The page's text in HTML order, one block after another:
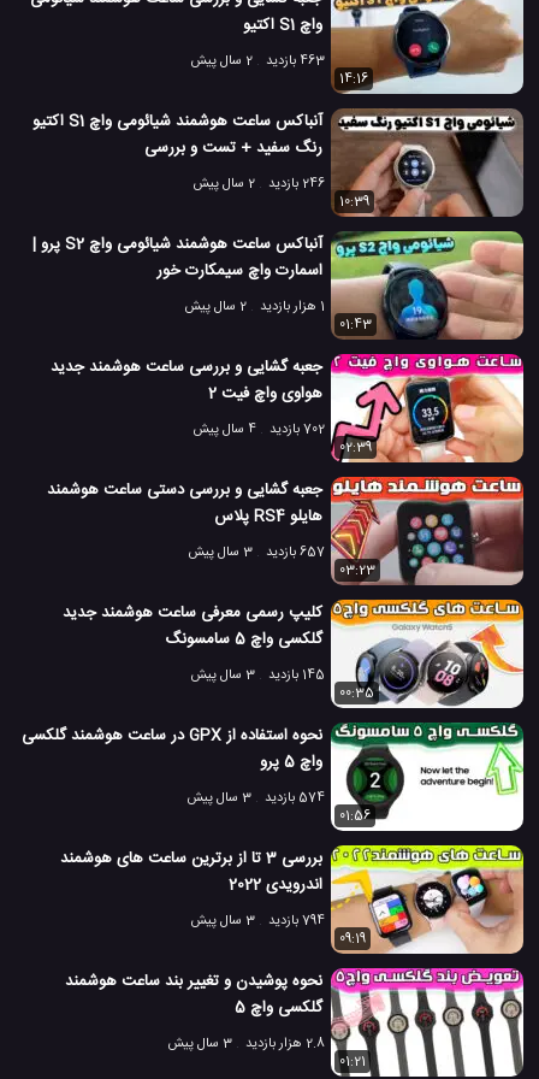
# ساعت هوشمند و پیشرفته # شرکت شیائومی
8 هزار بازدید
7 سال پیش پوشیدنی تکنولوژی
واچ S1 اکتیو
463 بازدید
2 سال پیش
14:16
آنباکس ساعت هوشمند شیائومی واچ S1 اکتیو
رنگ سفید + تست و بررسی
246 بازدید
2 سال پیش
10:39
آنباکس ساعت هوشمند شیائومی واچ S2 پرو |
اسمارت واچ سیمکارت خور
1 هزار بازدید
2 سال پیش
01:43
جعبه گشایی و بررسی ساعت هوشمند جدید
هواوی واچ فیت 2
702 بازدید
4 سال پیش
02:39
جعبه گشایی و بررسی دستی ساعت هوشمند
هایلو RS4 پلاس
657 بازدید
3 سال پیش
03:23
کلیپ رسمی معرفی ساعت هوشمند جدید
گلکسی واچ 5 سامسونگ
145 بازدید
3 سال پیش
00:35
نحوه استفاده از GPX در ساعت هوشمند گلکسی
واچ 5 پرو
574 بازدید
3 سال پیش
01:56
بررسی 3 تا از برترین ساعت های هوشمند
اندرویدی 2022
794 بازدید
3 سال پیش
09:19
نحوه پوشیدن و تغییر بند ساعت هوشمند
گلکسی واچ 5
2.8 هزار بازدید
3 سال پیش
01:21